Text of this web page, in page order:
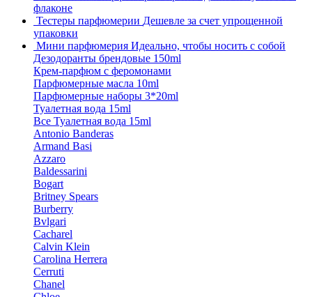
флаконе
Тестеры парфюмерии Дешевле за счет упрощенной
упаковки
Мини парфюмерия Идеально, чтобы носить с собой
Дезодоранты брендовые 150ml
Крем-парфюм с феромонами
Парфюмерные масла 10ml
Парфюмерные наборы 3*20ml
Туалетная вода 15ml
Все Туалетная вода 15ml
Antonio Banderas
Armand Basi
Azzaro
Baldessarini
Bogart
Britney Spears
Burberry
Bvlgari
Cacharel
Calvin Klein
Carolina Herrera
Cerruti
Chanel